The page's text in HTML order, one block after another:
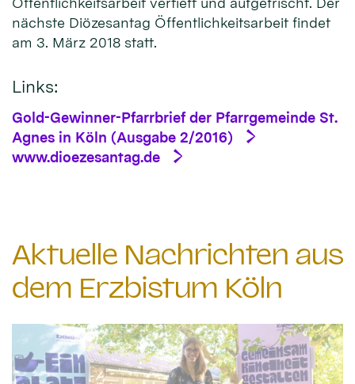
nächste Diözesantag Öffentlichkeitsarbeit findet
am 3. März 2018 statt.
Links:
Gold-Gewinner-Pfarrbrief der Pfarrgemeinde St.
Agnes in Köln (Ausgabe 2/2016)
www.dioezesantag.de
Aktuelle Nachrichten aus
dem Erzbistum Köln